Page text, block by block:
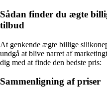
Sådan finder du ægte
tilbud
At genkende ægte billige
undgå at blive narret af
dig med at finde den bedste pris:
Sammenligning af priser